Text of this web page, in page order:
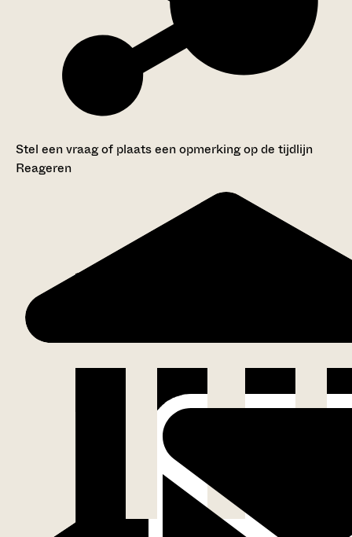
Stel een vraag of plaats een opmerking op de tijdlijn
Reageren